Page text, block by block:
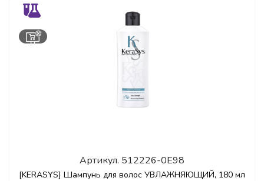
Артикул. 512226-0E98
[KERASYS] Шампунь для волос УВЛАЖНЯЮЩИЙ, 180 мл